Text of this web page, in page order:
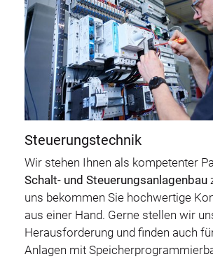
Steuerungstechnik
Wir stehen Ihnen als kompetenter
Schalt- und Steuerungsanlagenbau
uns bekommen Sie hochwertige
aus einer Hand. Gerne stellen wir
Herausforderung und finden auch
Anlagen mit